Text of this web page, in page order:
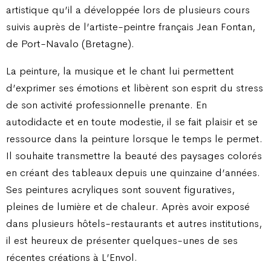
artistique qu’il a développée lors de plusieurs cours
suivis auprès de l’artiste-peintre français Jean Fontan,
de Port-Navalo (Bretagne).
La peinture, la musique et le chant lui permettent
d’exprimer ses émotions et libèrent son esprit du stress
de son activité professionnelle prenante. En
autodidacte et en toute modestie, il se fait plaisir et se
ressource dans la peinture lorsque le temps le permet.
Il souhaite transmettre la beauté des paysages colorés
en créant des tableaux depuis une quinzaine d’années.
Ses peintures acryliques sont souvent figuratives,
pleines de lumière et de chaleur. Après avoir exposé
dans plusieurs hôtels-restaurants et autres institutions,
il est heureux de présenter quelques-unes de ses
récentes créations à L’Envol.